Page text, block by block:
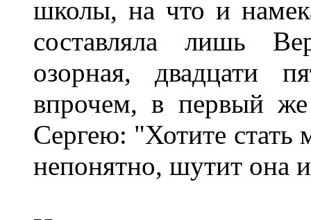
школы, на что и
составляла лишь
озорная, двадцати
впрочем, в первый
Сергею: "Хотите
непонятно, шутит она